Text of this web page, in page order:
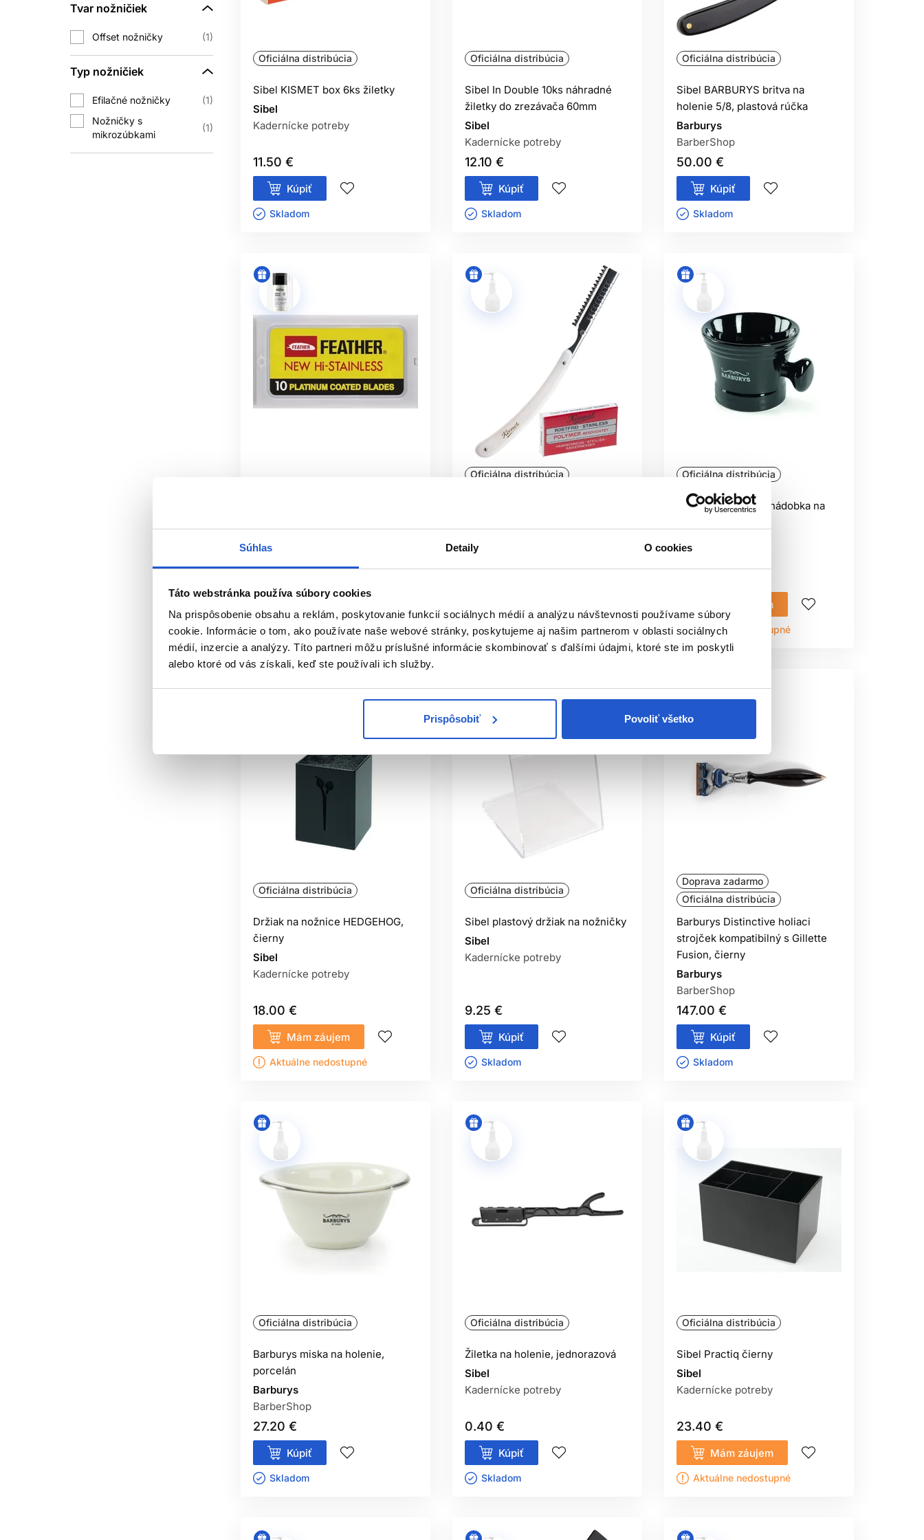
Súhlas Detaily O cookies
Táto webstránka používa súbory cookies
Na prispôsobenie obsahu a reklám, poskytovanie funkcií sociálnych médií a analýzu návštevnosti používame súbory
cookie. Informácie o tom, ako používate naše webové stránky, poskytujeme aj našim partnerom v oblasti sociálnych
médií, inzercie a analýzy. Títo partneri môžu príslušné informácie skombinovať s ďalšími údajmi, ktoré ste im poskytli
alebo ktoré od vás získali, keď ste používali ich služby.
Prispôsobiť Povoliť všetko
Pri profesionálnom holení použite novú jednorazovú čepeľ pre každého klienta. Pri zrezávaní ju vymeňte hneď, keď ťahá alebo nereže čisto.
MÔŽEM BRITVU POUŽÍVAŤ DOMA?
Áno, ak je určená na domáce použitie a ovládate bezpečnú techniku. Pri práci tesne pri pokožke postupujte mimoriadne opatrne.
Tvar nožničiek
Offset nožničky 1
Typ nožničiek
Efilačné nožničky
1
Nožničky s
mikrozúbkami
1
Oficiálna distribúcia
Sibel KISMET box 6ks žiletky
Sibel
Kadernícke potreby
11.50 €
Kúpiť
Skladom ㅤ
Oficiálna distribúcia
Sibel In Double 10ks náhradné
žiletky do zrezávača 60mm
Sibel
Kadernícke potreby
12.10 €
Kúpiť
Skladom ㅤ
Oficiálna distribúcia
Sibel BARBURYS britva na
holenie 5/8, plastová rúčka
Barburys
BarberShop
50.00 €
Kúpiť
Skladom ㅤ
Feather
Aktuálne nedostupné
Oficiálna distribúcia
Sibel
Kadernícke potreby
Skladom ㅤ
Oficiálna distribúcia
Barburys Garibaldi nádobka na
Barburys
Mám záujem
Aktuálne nedostupné
Oficiálna distribúcia
Držiak na nožnice HEDGEHOG,
čierny
Sibel
Kadernícke potreby
18.00 €
Mám záujem
Aktuálne nedostupné
Oficiálna distribúcia
Sibel plastový držiak na nožničky
Sibel
Kadernícke potreby
9.25 €
Kúpiť
Skladom ㅤ
Doprava zadarmo
Oficiálna distribúcia
Barburys Distinctive holiaci
strojček kompatibilný s Gillette
Fusion, čierny
Barburys
BarberShop
147.00 €
Kúpiť
Skladom ㅤ
Oficiálna distribúcia
Barburys miska na holenie,
porcelán
Barburys
BarberShop
27.20 €
Kúpiť
Skladom ㅤ
Oficiálna distribúcia
Žiletka na holenie, jednorazová
Sibel
Kadernícke potreby
0.40 €
Kúpiť
Skladom ㅤ
Oficiálna distribúcia
Sibel Practiq čierny
Sibel
Kadernícke potreby
23.40 €
Mám záujem
Aktuálne nedostupné